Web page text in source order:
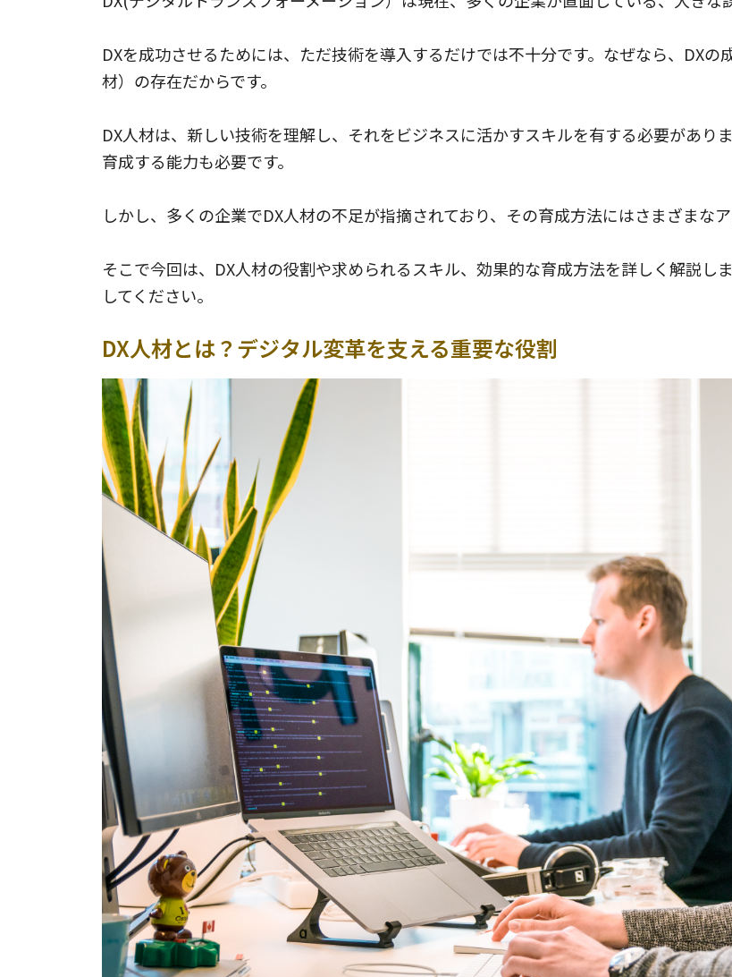
DXを成功させるためには、ただ技術を導入するだけでは不十分です。なぜなら、DXの
材）の存在だからです。
DX人材は、新しい技術を理解し、それをビジネスに活かすスキルを有する必要があり
育成する能力も必要です。
しかし、多くの企業でDX人材の不足が指摘されており、その育成方法にはさまざまなア
そこで今回は、DX人材の役割や求められるスキル、効果的な育成方法を詳しく解説し
してください。
DX人材とは？デジタル変革を支える重要な役割